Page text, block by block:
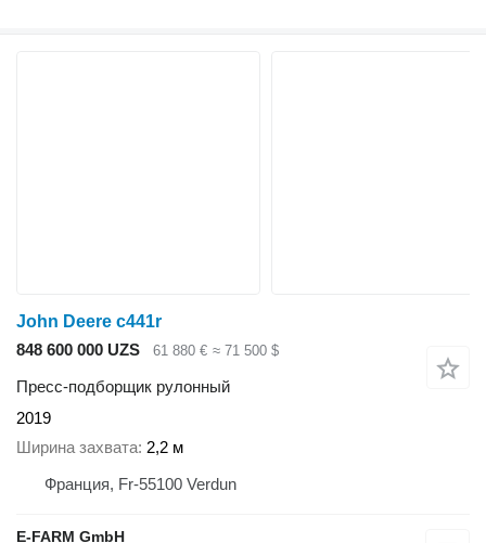
John Deere c441r
848 600 000 UZS
61 880 € ≈ 71 500 $
Пресс-подборщик рулонный
2019
Ширина захвата 2,2 м
Франция, Fr-55100 Verdun
E-FARM GmbH